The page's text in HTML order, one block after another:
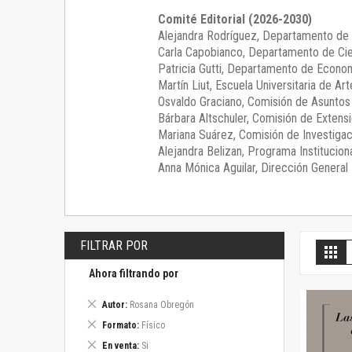
Comité Editorial (2026-2030)
Alejandra Rodríguez, Departamento de
Carla Capobianco, Departamento de
Patricia Gutti, Departamento de
Martín Liut, Escuela Universitaria de
Osvaldo Graciano, Comisión de
Bárbara Altschuler, Comisión de
Mariana Suárez, Comisión de
Alejandra Belizan, Programa
Anna Mónica Aguilar, Dirección General
FILTRAR POR
Ahora filtrando por
Autor Rosana Obregón
Eliminar
artículo
Formato Físico
Eliminar
artículo
En venta Si
Eliminar